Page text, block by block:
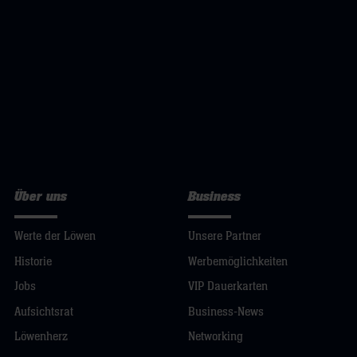
Über uns
Werte der Löwen
Historie
Jobs
Aufsichtsrat
Löwenherz
Business
Unsere Partner
Werbemöglichkeiten
VIP Dauerkarten
Business-News
Networking